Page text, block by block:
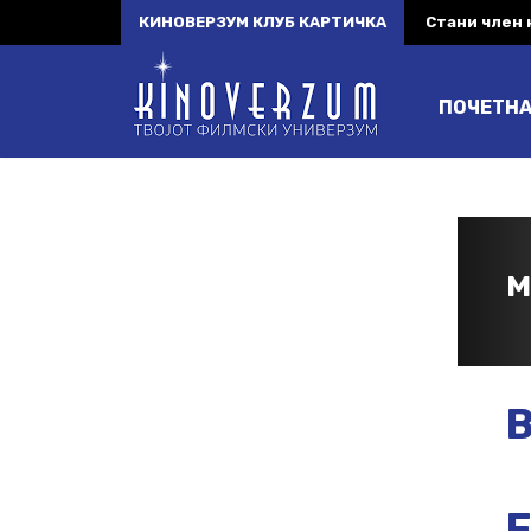
КИНОВЕРЗУМ КЛУБ КАРТИЧКА Стани член
ПОЧЕТНА